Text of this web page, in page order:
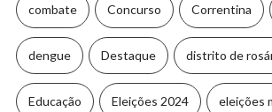
combate Concurso Correntina
dengue Destaque distrito de
Educação Eleições 2024 eleições